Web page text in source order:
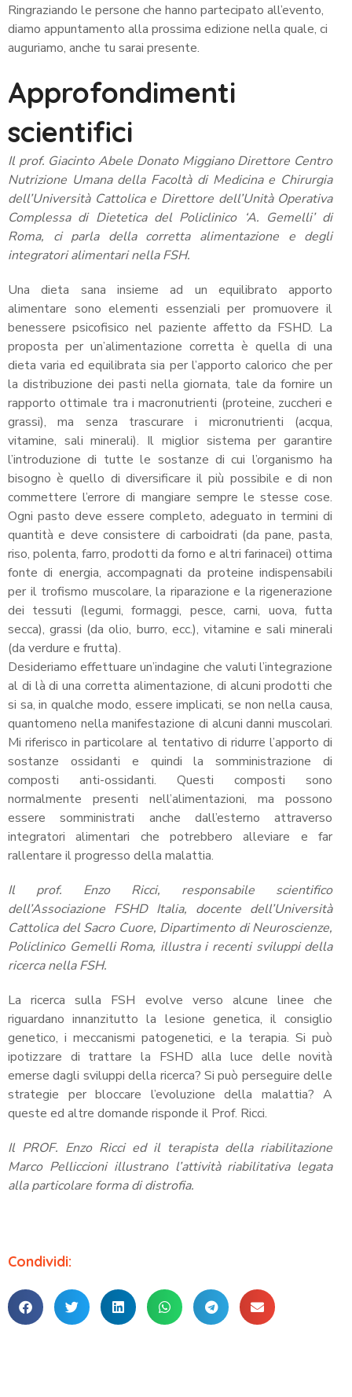
Ringraziando le persone che hanno partecipato all’evento,
diamo appuntamento alla prossima edizione nella quale, ci
auguriamo, anche tu sarai presente.
Approfondimenti
scientifici
Il prof. Giacinto Abele Donato Miggiano Direttore Centro
Nutrizione Umana della Facoltà di Medicina e Chirurgia
dell’Università Cattolica e Direttore dell’Unità Operativa
Complessa di Dietetica del Policlinico ‘A. Gemelli’ di
Roma, ci parla della corretta alimentazione e degli
integratori alimentari nella FSH.
Una dieta sana insieme ad un equilibrato apporto
alimentare sono elementi essenziali per promuovere il
benessere psicofisico nel paziente affetto da FSHD. La
proposta per un’alimentazione corretta è quella di una
dieta varia ed equilibrata sia per l’apporto calorico che per
la distribuzione dei pasti nella giornata, tale da fornire un
rapporto ottimale tra i macronutrienti (proteine, zuccheri e
grassi), ma senza trascurare i micronutrienti (acqua,
vitamine, sali minerali). Il miglior sistema per garantire
l’introduzione di tutte le sostanze di cui l’organismo ha
bisogno è quello di diversificare il più possibile e di non
commettere l’errore di mangiare sempre le stesse cose.
Ogni pasto deve essere completo, adeguato in termini di
quantità e deve consistere di carboidrati (da pane, pasta,
riso, polenta, farro, prodotti da forno e altri farinacei) ottima
fonte di energia, accompagnati da proteine indispensabili
per il trofismo muscolare, la riparazione e la rigenerazione
dei tessuti (legumi, formaggi, pesce, carni, uova, futta
secca), grassi (da olio, burro, ecc.), vitamine e sali minerali
(da verdure e frutta).
Desideriamo effettuare un’indagine che valuti l’integrazione
al di là di una corretta alimentazione, di alcuni prodotti che
si sa, in qualche modo, essere implicati, se non nella causa,
quantomeno nella manifestazione di alcuni danni muscolari.
Mi riferisco in particolare al tentativo di ridurre l’apporto di
sostanze ossidanti e quindi la somministrazione di
composti anti-ossidanti. Questi composti sono
normalmente presenti nell’alimentazioni, ma possono
essere somministrati anche dall’esterno attraverso
integratori alimentari che potrebbero alleviare e far
rallentare il progresso della malattia.
Il prof. Enzo Ricci, responsabile scientifico
dell’Associazione FSHD Italia, docente dell’Università
Cattolica del Sacro Cuore, Dipartimento di Neuroscienze,
Policlinico Gemelli Roma, illustra i recenti sviluppi della
ricerca nella FSH.
La ricerca sulla FSH evolve verso alcune linee che
riguardano innanzitutto la lesione genetica, il consiglio
genetico, i meccanismi patogenetici, e la terapia. Si può
ipotizzare di trattare la FSHD alla luce delle novità
emerse dagli sviluppi della ricerca? Si può perseguire delle
strategie per bloccare l’evoluzione della malattia? A
queste ed altre domande risponde il Prof. Ricci.
Il PROF. Enzo Ricci ed il terapista della riabilitazione
Marco Pelliccioni illustrano l’attività riabilitativa legata
alla particolare forma di distrofia.
Condividi: